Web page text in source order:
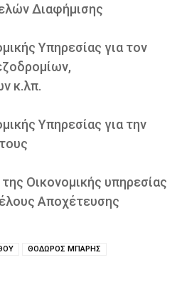
Διαφήμισης
Υπηρεσίας για τον
κ.λπ.
Υπηρεσίας για την
Οικονομικής υπηρεσίας
Αποχέτευσης
ΘΟΔΩΡΟΣ ΜΠΑΡΗΣ